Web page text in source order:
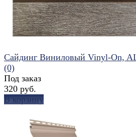
Сайдинг Виниловый Vinyl-On,
(0)
Под заказ
320 руб.
В корзину